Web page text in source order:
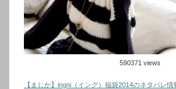
590371 views
【まじか】ingni（イング）福袋2014のネタバレ情